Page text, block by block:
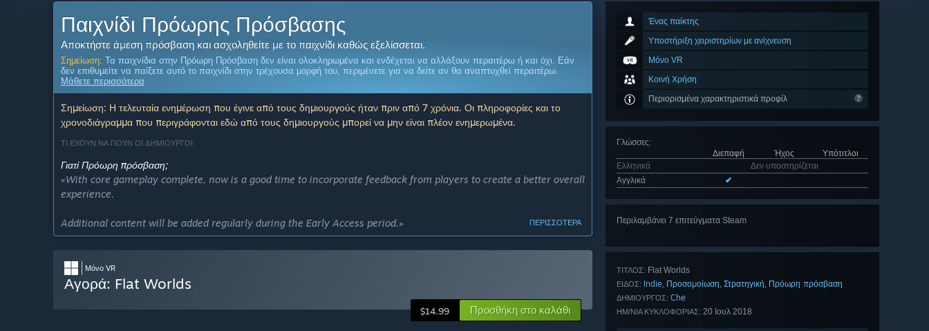
Ένας παίκτης
Υποστήριξη χειριστηρίων με ανίχνευση
Μόνο VR
Κοινή Χρήση
Περιορισμένα χαρακτηριστικά προφίλ
Γλώσσες:
Διεπαφή
Ήχος
Υπότιτλοι
Ελληνικά
Δεν υποστηρίζεται
Αγγλικά
✔
Περιλαμβάνει 7 επιτεύγματα Steam
ΤΊΤΛΟΣ: Flat Worlds
ΕΊΔΟΣ: Indie, Προσομοίωση, Στρατηγική, Πρόωρη πρόσβαση
ΔΗΜΙΟΥΡΓΌΣ: Che
ΗΜ/ΝΊΑ ΚΥΚΛΟΦΟΡΊΑΣ: 20 Ιουλ 2018
Παιχνίδι Πρόωρης Πρόσβασης
Αποκτήστε άμεση πρόσβαση και ασχοληθείτε με το παιχνίδι καθώς εξελίσσεται.
Σημείωση: Τα παιχνίδια στην Πρόωρη Πρόσβαση δεν είναι ολοκληρωμένα και ενδέχεται να αλλάξουν περαιτέρω ή και όχι. Εάν
δεν επιθυμείτε να παίξετε αυτό το παιχνίδι στην τρέχουσα μορφή του, περιμένετε για να δείτε αν θα αναπτυχθεί περαιτέρω.
Μάθετε περισσότερα
Σημείωση: Η τελευταία ενημέρωση που έγινε από τους δημιουργούς ήταν πριν από 7 χρόνια. Οι πληροφορίες και το
χρονοδιάγραμμα που περιγράφονται εδώ από τους δημιουργούς μπορεί να μην είναι πλέον ενημερωμένα.
ΤΙ ΕΧΟΥΝ ΝΑ ΠΟΥΝ ΟΙ ΔΗΜΙΟΥΡΓΟΙ:
Γιατί Πρόωρη πρόσβαση;
«With core gameplay complete, now is a good time to incorporate feedback from players to create a better overall
experience.
Additional content will be added regularly during the Early Access period.»
«Approximately 6 months.»
Σε τι θα διαφέρει η τελική έκδοση από την έκδοση Πρόωρης Πρόσβασης;
«The full version will have more content available (mainly in the form of ship and building types) as well as a
complete ending.»
ΠΕΡΙΣΣΌΤΕΡΑ
Μόνο VR
Αγορά: Flat Worlds
$14.99 Προσθήκη στο καλάθι